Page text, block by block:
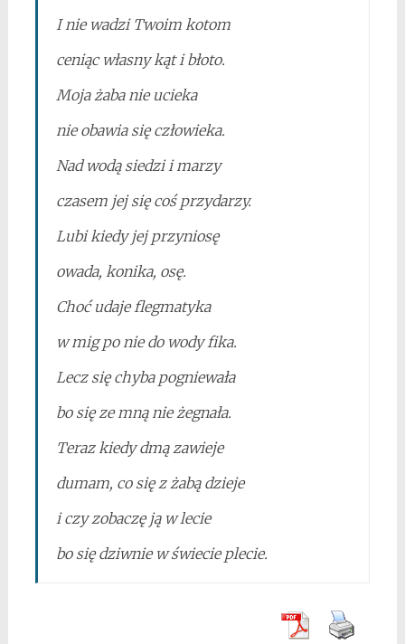
I nie wadzi Twoim kotom
ceniąc własny kąt i błoto.
Moja żaba nie ucieka
nie obawia się człowieka.
Nad wodą siedzi i marzy
czasem jej się coś przydarzy.
Lubi kiedy jej przyniosę
owada, konika, osę.
Choć udaje flegmatyka
w mig po nie do wody fika.
Lecz się chyba pogniewała
bo się ze mną nie żegnała.
Teraz kiedy dmą zawieje
dumam, co się z żabą dzieje
i czy zobaczę ją w lecie
bo się dziwnie w świecie plecie.